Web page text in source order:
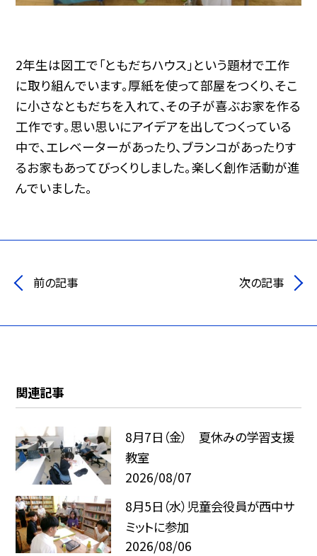
2年生は図工で「ともだちハウス」という題材で工作
に取り組んでいます。厚紙を使って部屋をつくり、そこ
に小さなともだちを入れて、その子が喜ぶお家を作る
工作です。思い思いにアイデアを出してつくっている
中で、エレベーターがあったり、ブランコがあったりす
るお家もあってびっくりしました。楽しく創作活動が進
んでいました。
前の記事 次の記事
関連記事
8月7日（金） 夏休みの学習支援
教室
2026/08/07
8月5日（水）児童会役員が西中サ
ミットに参加
2026/08/06